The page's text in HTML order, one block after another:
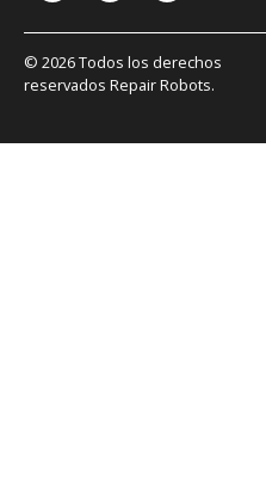
© 2026 Todos los derechos
reservados Repair Robots.